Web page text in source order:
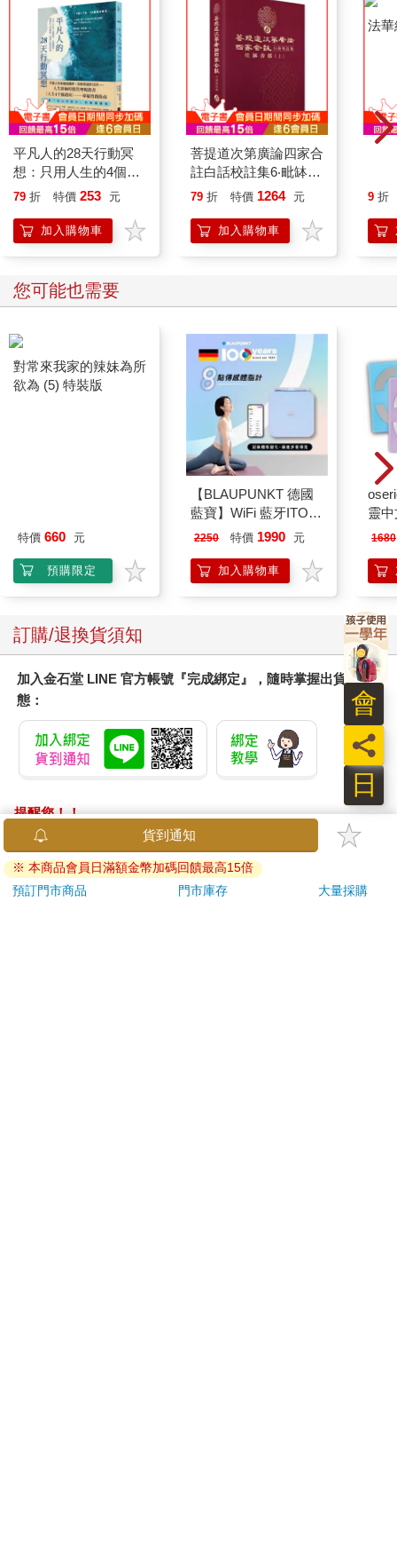
平凡人的28天行動冥
想：只用人生的4個禮
拜，反覆練習，擁抱自
的事
79 折 特價 253 元
加入購物車
菩提道次第廣論四家合
註白話校註集6‧毗缽舍
那 （上）
79 折 特價 1264 元
加入購物車
9 折
您可能也需要
特價 660 元
預購限定
【BLAUPUNKT 德國
藍寶】WiFi 藍牙ITO
八點傳感體脂計(BPH-
2250 特價 1990 元
加入購物車
靈
1680
訂購/退換貨須知
加入金石堂 LINE 官方帳號『完成綁定』，隨時掌握出貨動
態：
提醒您！！
金石堂及銀行均不會請您操作ATM! 如接獲電話要求您前往
ATM提款機，請不要聽從指示，以免受騙上當！
退換貨須知：
貨到通知
※ 本商品會員日滿額金幣加碼回饋最高15倍
預訂門市商品
門市庫存 大量採購
日
員
會